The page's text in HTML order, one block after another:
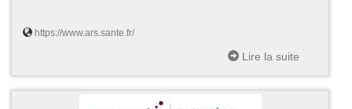
https://www.ars.sante.fr/
Lire la suite